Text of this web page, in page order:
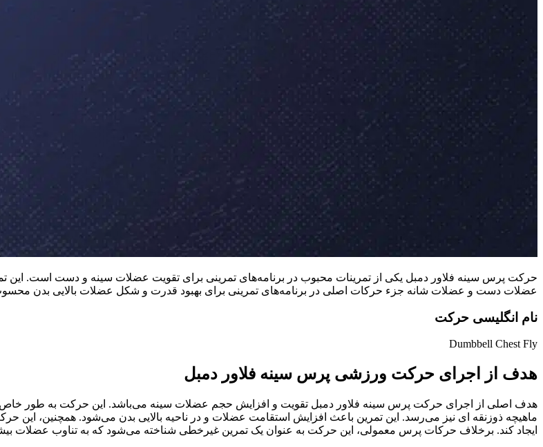
حرکت پرس سینه فلاور دمبل یکی از تمرینات محبوب در برنامه‌های تمرینی برای تقویت عضلات سینه و دست است. این
عضلات دست و عضلات شانه جزء حرکات اصلی در برنامه‌های تمرینی برای بهبود قدرت و شکل عضلات بالایی بدن
نام انگلیسی حرکت
Dumbbell Chest Fly
هدف از اجرای حرکت ورزشی پرس سینه فلاور دمبل
هدف اصلی از اجرای حرکت پرس سینه فلاور دمبل تقویت و افزایش حجم عضلات سینه می‌باشد. این حرکت به طور
ماهیچه ذوزنقه ای نیز می‌رسد. این تمرین باعث افزایش استقامت عضلات و در ناحیه بالایی بدن می‌شود. همچنین، این
ایجاد کند. برخلاف حرکات پرس معمولی، این حرکت به عنوان یک تمرین غیرخطی شناخته می‌شود که به تناوب عضلات